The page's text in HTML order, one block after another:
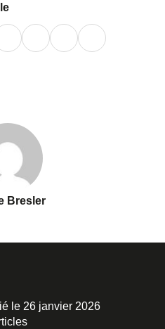
WhatsApp
E-
Bresler
le 26 janvier 2026